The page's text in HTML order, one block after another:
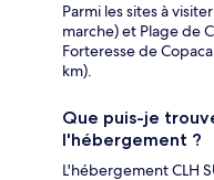
Parmi les sites à
marche) et Plage de
Forteresse de
km).
Que puis-je
l'hébergement ?
L'hébergement CLH